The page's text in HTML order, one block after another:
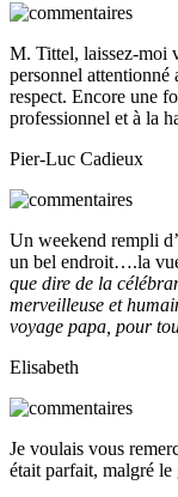
M. Tittel, laissez-moi
personnel attentionné
respect. Encore une
professionnel et à la
Pier-Luc Cadieux
Un weekend rempli
un bel endroit….la
que dire de la
merveilleuse et
voyage papa, pour
Elisabeth
Je voulais vous
était parfait, malgré le